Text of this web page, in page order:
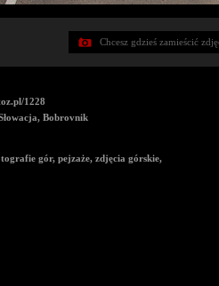
Chcesz gdzieś zamieścić
1228
Bobrovnik
gór, pejzaże, zdjęcia górskie,